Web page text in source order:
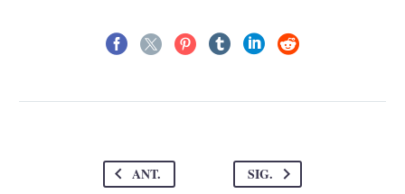
ANT. SIG.